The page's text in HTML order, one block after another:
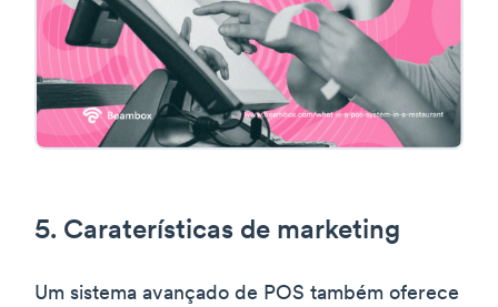
5. Caraterísticas de marketing
Um sistema avançado de POS também oferece